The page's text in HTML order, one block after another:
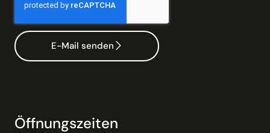
E-Mail senden
Öffnungszeiten